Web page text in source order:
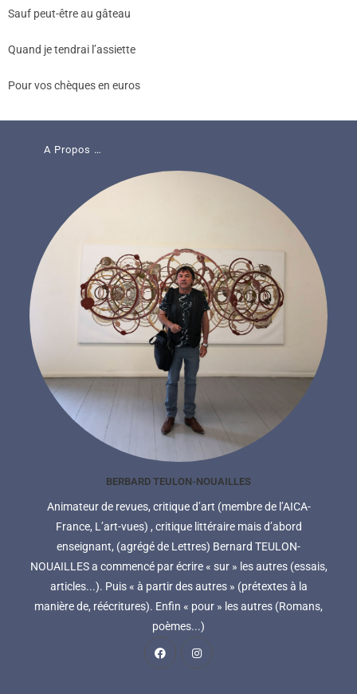
Sauf peut-être au gâteau
Quand je tendrai l’assiette
Pour vos chèques en euros
A Propos …
BERBARD TEULON-NOUAILLES
Animateur de revues, critique d’art (membre de l’AICA-
France, L’art-vues) , critique littéraire mais d’abord
enseignant, (agrégé de Lettres) Bernard TEULON-
NOUAILLES a commencé par écrire « sur » les autres (essais,
articles...). Puis « à partir des autres » (prétextes à la
manière de, réécritures). Enfin « pour » les autres (Romans,
poèmes...)